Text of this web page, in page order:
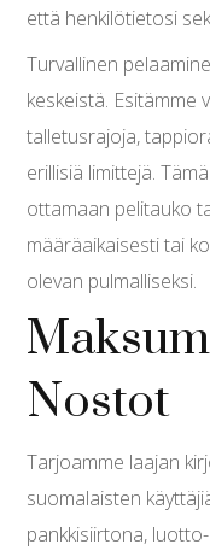
että henkilötietosi
Turvallinen
keskeistä. Esitämme
talletusrajoja,
erillisiä limittejä.
ottamaan pelitauko
määräaikaisesti tai
olevan pulmalliseksi.
Nostot
Tarjoamme laajan
suomalaisten
pankkisiirtona,